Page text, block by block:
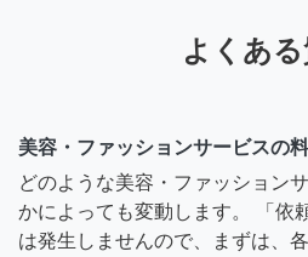
よくある
美容・ファッションサービスの
どのような美容・ファッション
かによっても変動します。 「依
は発生しませんので、まずは、